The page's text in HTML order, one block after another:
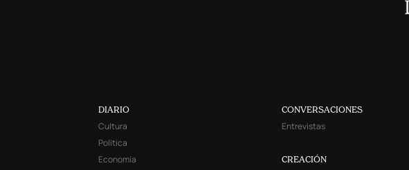
DIARIO
Cultura
Política
Economía
CONVERSACIONES
Entrevistas
CREACIÓN